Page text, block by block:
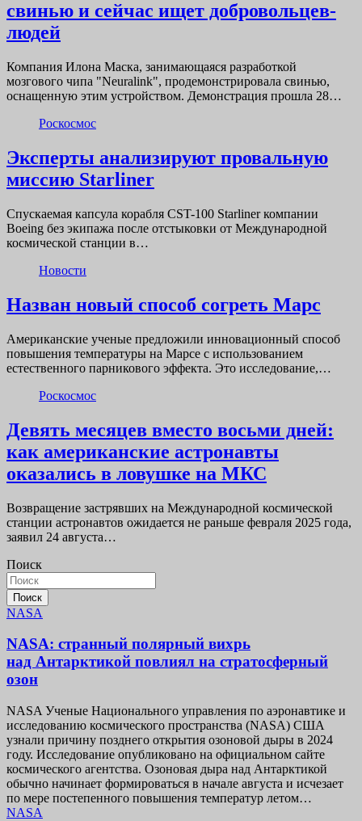
свинью и сейчас ищет добровольцев-
людей
Компания Илона Маска, занимающаяся разработкой
мозгового чипа "Neuralink", продемонстрировала свинью,
оснащенную этим устройством. Демонстрация прошла 28…
Роскосмос
Эксперты анализируют провальную
миссию Starliner
Спускаемая капсула корабля CST-100 Starliner компании
Boeing без экипажа после отстыковки от Международной
космической станции в…
Новости
Назван новый способ согреть Марс
Американские ученые предложили инновационный способ
повышения температуры на Марсе с использованием
естественного парникового эффекта. Это исследование,…
Роскосмос
Девять месяцев вместо восьми дней:
как американские астронавты
оказались в ловушке на МКС
Возвращение застрявших на Международной космической
станции астронавтов ожидается не раньше февраля 2025 года,
заявил 24 августа…
Поиск
Поиск
NASA
NASA: странный полярный вихрь
над Антарктикой повлиял на стратосферный
озон
NASA Ученые Национального управления по аэронавтике и
исследованию космического пространства (NASA) США
узнали причину позднего открытия озоновой дыры в 2024
году. Исследование опубликовано на официальном сайте
космического агентства. Озоновая дыра над Антарктикой
обычно начинает формироваться в начале августа и исчезает
по мере постепенного повышения температур летом…
NASA